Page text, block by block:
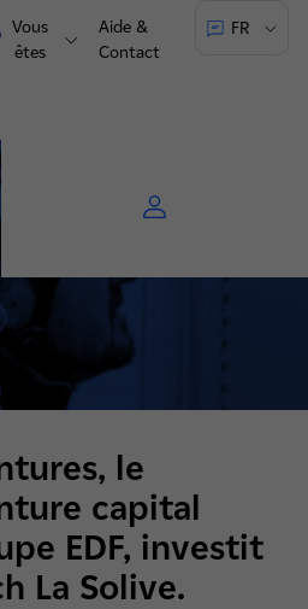
Vous
êtes
Aide &
Contact
FR
le
capital
EDF, investit
La Solive.